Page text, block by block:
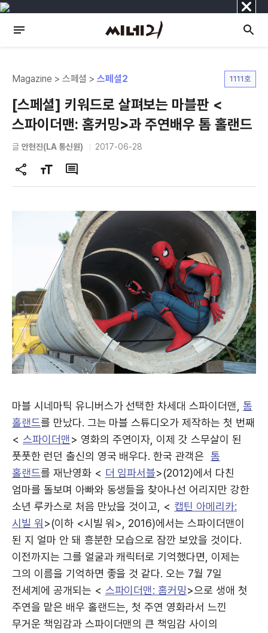
닫
기
Magazine > 스페셜 >스페셜2 1111호
[스페셜] 키워드로 살펴보는 마블판 <
스파이더맨: 홈커밍>과 주연배우 톰 홀랜드
글 안현진(LA 통신원) 2017-06-28
공
유
글
자
댓
글
마블 시네마틱 유니버스가 선택한 차세대 스파이더맨, 톰
홀랜드를 만났다. 그는 마블 스튜디오가 제작하는 첫 번째
< 스파이더맨> 영화의 주연이자, 이제 갓 스무살이 된
풋풋한 런던 출신의 영국 배우다. 한국 관객은 톰
홀랜드를 재난영화 < 더 임파서블>(2012)에서 다친
엄마를 돌보며 아빠와 동생들을 찾아나선 어리지만 강한
소년 루카스로 처음 만났을 것이고, < 캡틴 아메리카:
시빌 워>(이하 <시빌 워>, 2016)에서는 스파이더맨이
된 지 얼마 안 돼 흥분한 모습으로 잠깐 보았을 것이다.
이전까지는 그를 얼굴과 캐릭터로 기억했다면, 이제는
그의 이름을 기억하면 좋을 것 같다. 오는 7월 7일
전세계에 공개되는 < 스파이더맨: 홈커밍>으로 생애 첫
주연을 맡은 배우 홀랜드는, 첫 주연 영화라서 느낀
무거운 책임감과 스파이더맨의 큰 책임감 사이의